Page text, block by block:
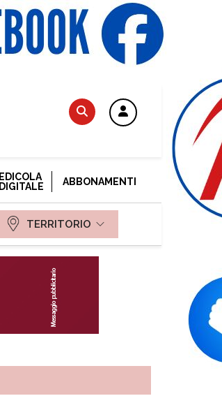
EDICOLA
DIGITALE
ABBONAMENTI
TERRITORIO